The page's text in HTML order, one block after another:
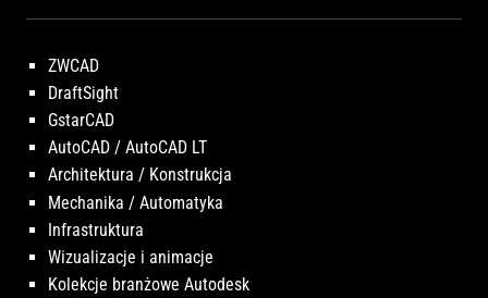
ZWCAD
DraftSight
GstarCAD
AutoCAD / AutoCAD LT
Architektura / Konstrukcja
Mechanika / Automatyka
Infrastruktura
Wizualizacje i animacje
Kolekcje branżowe Autodesk